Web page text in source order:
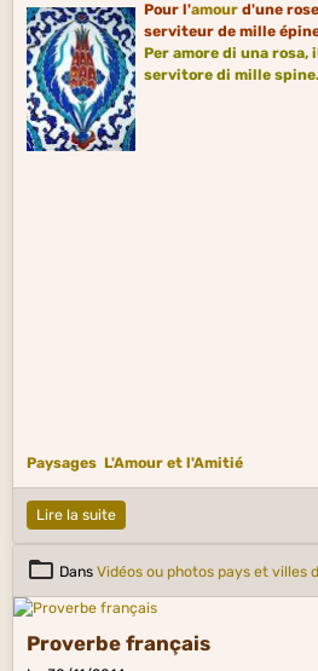
Pour l'amourd'une
serviteur de mille
Per amore di una
servitore di mille spine.
Paysages L'Amour et l'Amitié
Lire la suite
Dans Vidéos ou photos pays et villes
Proverbe français